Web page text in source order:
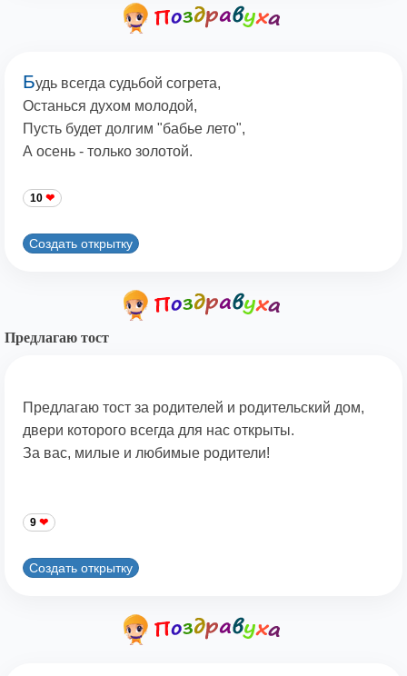
Будь всегда судьбой согрета,
Останься духом молодой,
Пусть будет долгим "бабье лето",
А осень - только золотой.
10
Создать открытку
Предлагаю тост
Предлагаю тост за родителей и родительский дом,
двери которого всегда для нас открыты.
За вас, милые и любимые родители!
9
Создать открытку